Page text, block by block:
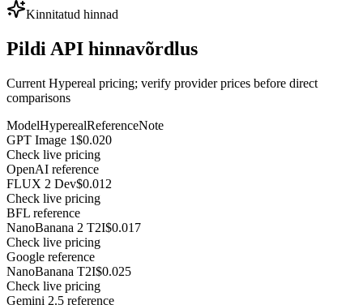
Kinnitatud hinnad
Pildi API hinnavõrdlus
Current Hypereal pricing; verify provider prices before direct
comparisons
ModelHyperealReferenceNote
GPT Image 1$0.020
Check live pricing
OpenAI reference
FLUX 2 Dev$0.012
Check live pricing
BFL reference
NanoBanana 2 T2I$0.017
Check live pricing
Google reference
NanoBanana T2I$0.025
Check live pricing
Gemini 2.5 reference